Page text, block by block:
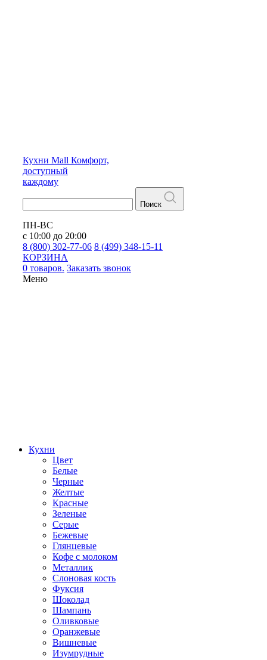
Кухни Mall Комфорт,
доступный
каждому
Поиск
ПН-ВС
с 10:00 до 20:00
8 (800) 302-77-06 8 (499) 348-15-11
КОРЗИНА
0 товаров. Заказать звонок
Меню
Кухни
Цвет
Белые
Черные
Желтые
Красные
Зеленые
Серые
Бежевые
Глянцевые
Кофе с молоком
Металлик
Слоновая кость
Фуксия
Шоколад
Шампань
Оливковые
Оранжевые
Вишневые
Изумрудные